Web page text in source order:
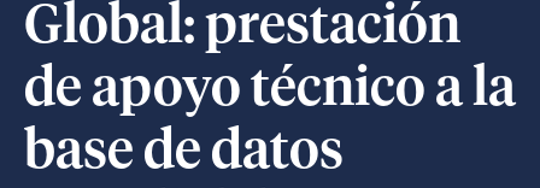
Global: prestación
de apoyo técnico a la
base de datos